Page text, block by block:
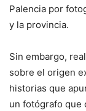
Palencia por
y la provincia.
Sin embargo,
sobre el origen
historias que
un fotógrafo que